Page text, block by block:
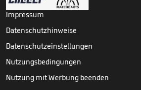
Impressum
Datenschutzhinweise
Datenschutzeinstellungen
Nutzungsbedingungen
Nutzung mit Werbung beenden